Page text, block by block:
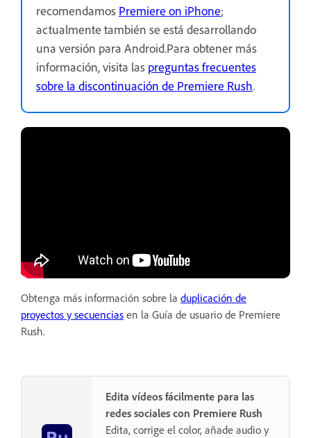
recomendamos Premiere on iPhone;
actualmente también se está desarrollando
una versión para Android.Para obtener más
información, visita las preguntas frecuentes
sobre la discontinuación de Premiere Rush.
Obtenga más información sobre la duplicación de
proyectos y secuencias en la Guía de usuario de Premiere
Rush.
Edita vídeos fácilmente para las
redes sociales con Premiere Rush
Edita, corrige el color, añade audio y